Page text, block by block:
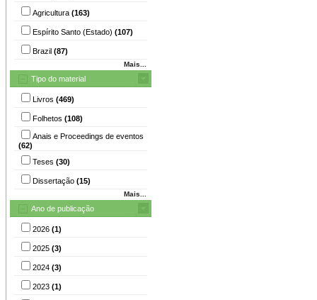
Agricultura (163)
Espírito Santo (Estado) (107)
Brazil (87)
Mais...
Tipo do material
Livros (469)
Folhetos (108)
Anais e Proceedings de eventos
(62)
Teses (30)
Dissertação (15)
Mais...
Ano de publicação
2026 (1)
2025 (3)
2024 (3)
2023 (1)